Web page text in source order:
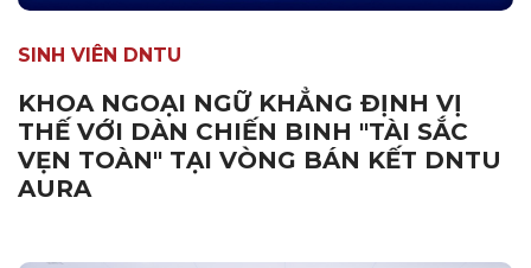
SINH VIÊN DNTU
KHOA NGOẠI NGỮ KHẲNG ĐỊNH VỊ
THẾ VỚI DÀN CHIẾN BINH "TÀI SẮC
VẸN TOÀN" TẠI VÒNG BÁN KẾT DNTU
AURA